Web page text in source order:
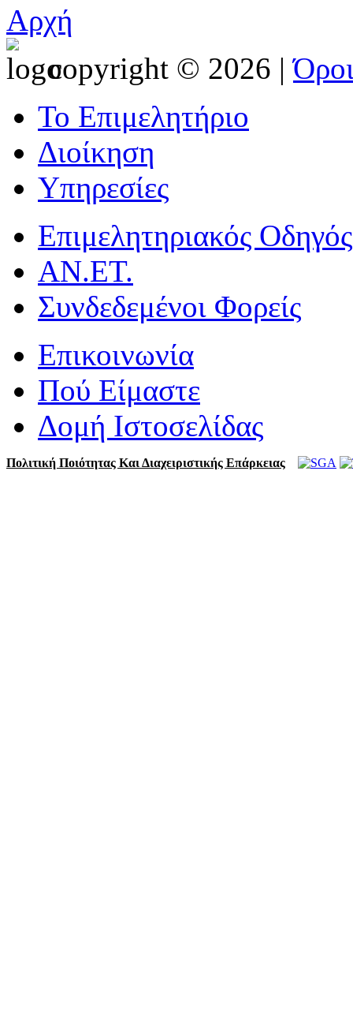
Αρχή
copyright © 2026 |
Το Επιμελητήριο
Διοίκηση
Υπηρεσίες
Επιμελητηριακός Οδηγός
ΑΝ.ΕΤ.
Συνδεδεμένοι Φορείς
Επικοινωνία
Πού Είμαστε
Δομή Ιστοσελίδας
Πολιτική Ποιότητας Και Διαχειριστικής Επάρκειας